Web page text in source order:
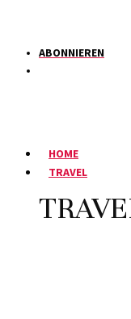
ABONNIEREN
HOME
TRAVEL